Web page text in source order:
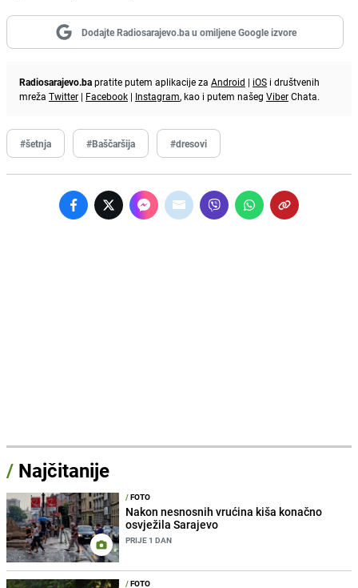
Dodajte Radiosarajevo.ba u omiljene Google izvore
Radiosarajevo.bapratite putem aplikacije za Android | iOS i društvenih
mreža Twitter | Facebook | Instagram, kao i putem našeg ViberChata.
#šetnja #Baščaršija #dresovi
/ Najčitanije
/FOTO
Nakon nesnosnih vrućina kiša konačno
osvježila Sarajevo
PRIJE 1 DAN
/FOTO